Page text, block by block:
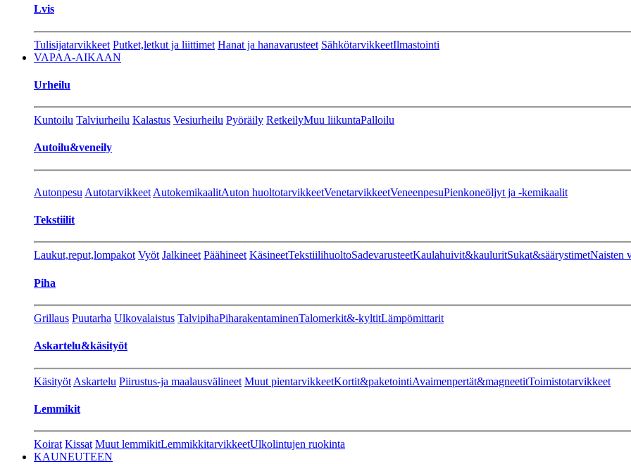
Lvis
Tulisijatarvikkeet Putket,letkut ja liittimet Hanat ja hanavarusteet SähkötarvikkeetIlmastointi
VAPAA-AIKAAN
Urheilu
Kuntoilu Talviurheilu Kalastus Vesiurheilu Pyöräily RetkeilyMuu liikuntaPalloilu
Autoilu&veneily
Autonpesu Autotarvikkeet AutokemikaalitAuton huoltotarvikkeetVenetarvikkeetVeneenpesuPienkoneöljyt ja -kemikaalit
Tekstiilit
Laukut,reput,lompakot Vyöt Jalkineet Päähineet KäsineetTekstiilihuoltoSadevarusteetKaulahuivit&kauluritSukat&säärystimetNaisten
Piha
Grillaus Puutarha Ulkovalaistus TalvipihaPiharakentaminenTalomerkit&-kyltitLämpömittarit
Askartelu&käsityöt
Käsityöt Askartelu Piirustus-ja maalausvälineet Muut pientarvikkeetKortit&paketointiAvaimenpertät&magneetitToimistotarvikkeet
Lemmikit
Koirat Kissat Muut lemmikitLemmikkitarvikkeetUlkolintujen ruokinta
KAUNEUTEEN